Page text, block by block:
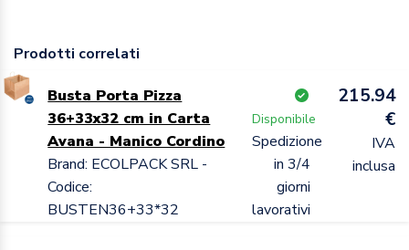
Prodotti correlati
Busta Porta Pizza
36+33x32 cm in Carta
Avana - Manico Cordino
Brand: ECOLPACK SRL -
Codice:
BUSTEN36+33*32
Disponibile
Spedizione
in 3/4
giorni
lavorativi
215.94
€
IVA
inclusa